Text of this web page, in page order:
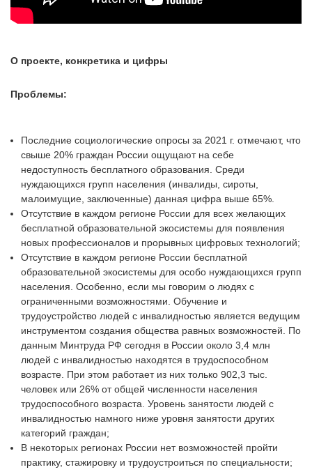
О проекте, конкретика и цифры
Проблемы:
Последние социологические опросы за 2021 г. отмечают, что
свыше 20% граждан России ощущают на себе
недоступность бесплатного образования. Среди
нуждающихся групп населения (инвалиды, сироты,
малоимущие, заключенные) данная цифра выше 65%.
Отсутствие в каждом регионе России для всех желающих
бесплатной образовательной экосистемы для появления
новых профессионалов и прорывных цифровых технологий;
Отсутствие в каждом регионе России бесплатной
образовательной экосистемы для особо нуждающихся групп
населения. Особенно, если мы говорим о людях с
ограниченными возможностями. Обучение и
трудоустройство людей с инвалидностью является ведущим
инструментом создания общества равных возможностей. По
данным Минтруда РФ сегодня в России около 3,4 млн
людей с инвалидностью находятся в трудоспособном
возрасте. При этом работает из них только 902,3 тыс.
человек или 26% от общей численности населения
трудоспособного возраста. Уровень занятости людей с
инвалидностью намного ниже уровня занятости других
категорий граждан;
В некоторых регионах России нет возможностей пройти
практику, стажировку и трудоустроиться по специальности;